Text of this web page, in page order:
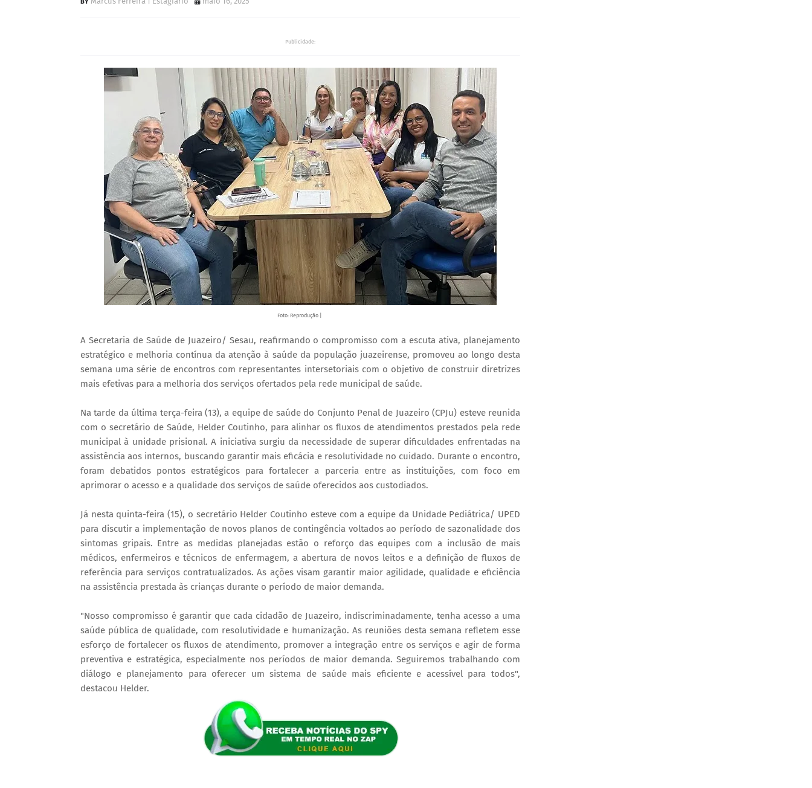
Publicidade:
Foto: Reprodução |
A Secretaria de Saúde de Juazeiro/ Sesau, reafirmando o compromisso com a escuta ativa, planejamento
estratégico e melhoria contínua da atenção à saúde da população juazeirense, promoveu ao longo desta
semana uma série de encontros com representantes intersetoriais com o objetivo de construir diretrizes
mais efetivas para a melhoria dos serviços ofertados pela rede municipal de saúde.
Na tarde da última terça-feira (13), a equipe de saúde do Conjunto Penal de Juazeiro (CPJu) esteve reunida
com o secretário de Saúde, Helder Coutinho, para alinhar os fluxos de atendimentos prestados pela rede
municipal à unidade prisional. A iniciativa surgiu da necessidade de superar dificuldades enfrentadas na
assistência aos internos, buscando garantir mais eficácia e resolutividade no cuidado. Durante o encontro,
foram debatidos pontos estratégicos para fortalecer a parceria entre as instituições, com foco em
aprimorar o acesso e a qualidade dos serviços de saúde oferecidos aos custodiados.
Já nesta quinta-feira (15), o secretário Helder Coutinho esteve com a equipe da Unidade Pediátrica/ UPED
para discutir a implementação de novos planos de contingência voltados ao período de sazonalidade dos
sintomas gripais. Entre as medidas planejadas estão o reforço das equipes com a inclusão de mais
médicos, enfermeiros e técnicos de enfermagem, a abertura de novos leitos e a definição de fluxos de
referência para serviços contratualizados. As ações visam garantir maior agilidade, qualidade e eficiência
na assistência prestada às crianças durante o período de maior demanda.
"Nosso compromisso é garantir que cada cidadão de Juazeiro, indiscriminadamente, tenha acesso a uma
saúde pública de qualidade, com resolutividade e humanização. As reuniões desta semana refletem esse
esforço de fortalecer os fluxos de atendimento, promover a integração entre os serviços e agir de forma
preventiva e estratégica, especialmente nos períodos de maior demanda. Seguiremos trabalhando com
diálogo e planejamento para oferecer um sistema de saúde mais eficiente e acessível para todos",
destacou Helder.